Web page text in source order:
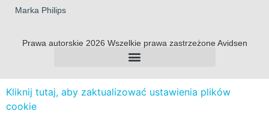
Marka Philips
Prawa autorskie 2026 Wszelkie prawa zastrzeżone Avidsen
Kliknij tutaj, aby zaktualizować ustawienia plików
cookie